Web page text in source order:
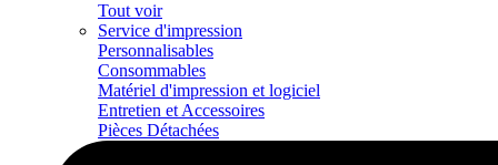
Tout voir
Service d'impression
Personnalisables
Consommables
Matériel d'impression et logiciel
Entretien et Accessoires
Pièces Détachées